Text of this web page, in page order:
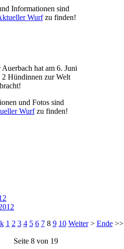
Informationen sind
Wurfzu finden!
hat am 6. Juni
2 Hündinnen zur Welt
und Fotos sind
Wurfzu finden!
1 2 3 4 5 6 7 8 9 10 Weiter> Ende>>
Seite 8 von 19